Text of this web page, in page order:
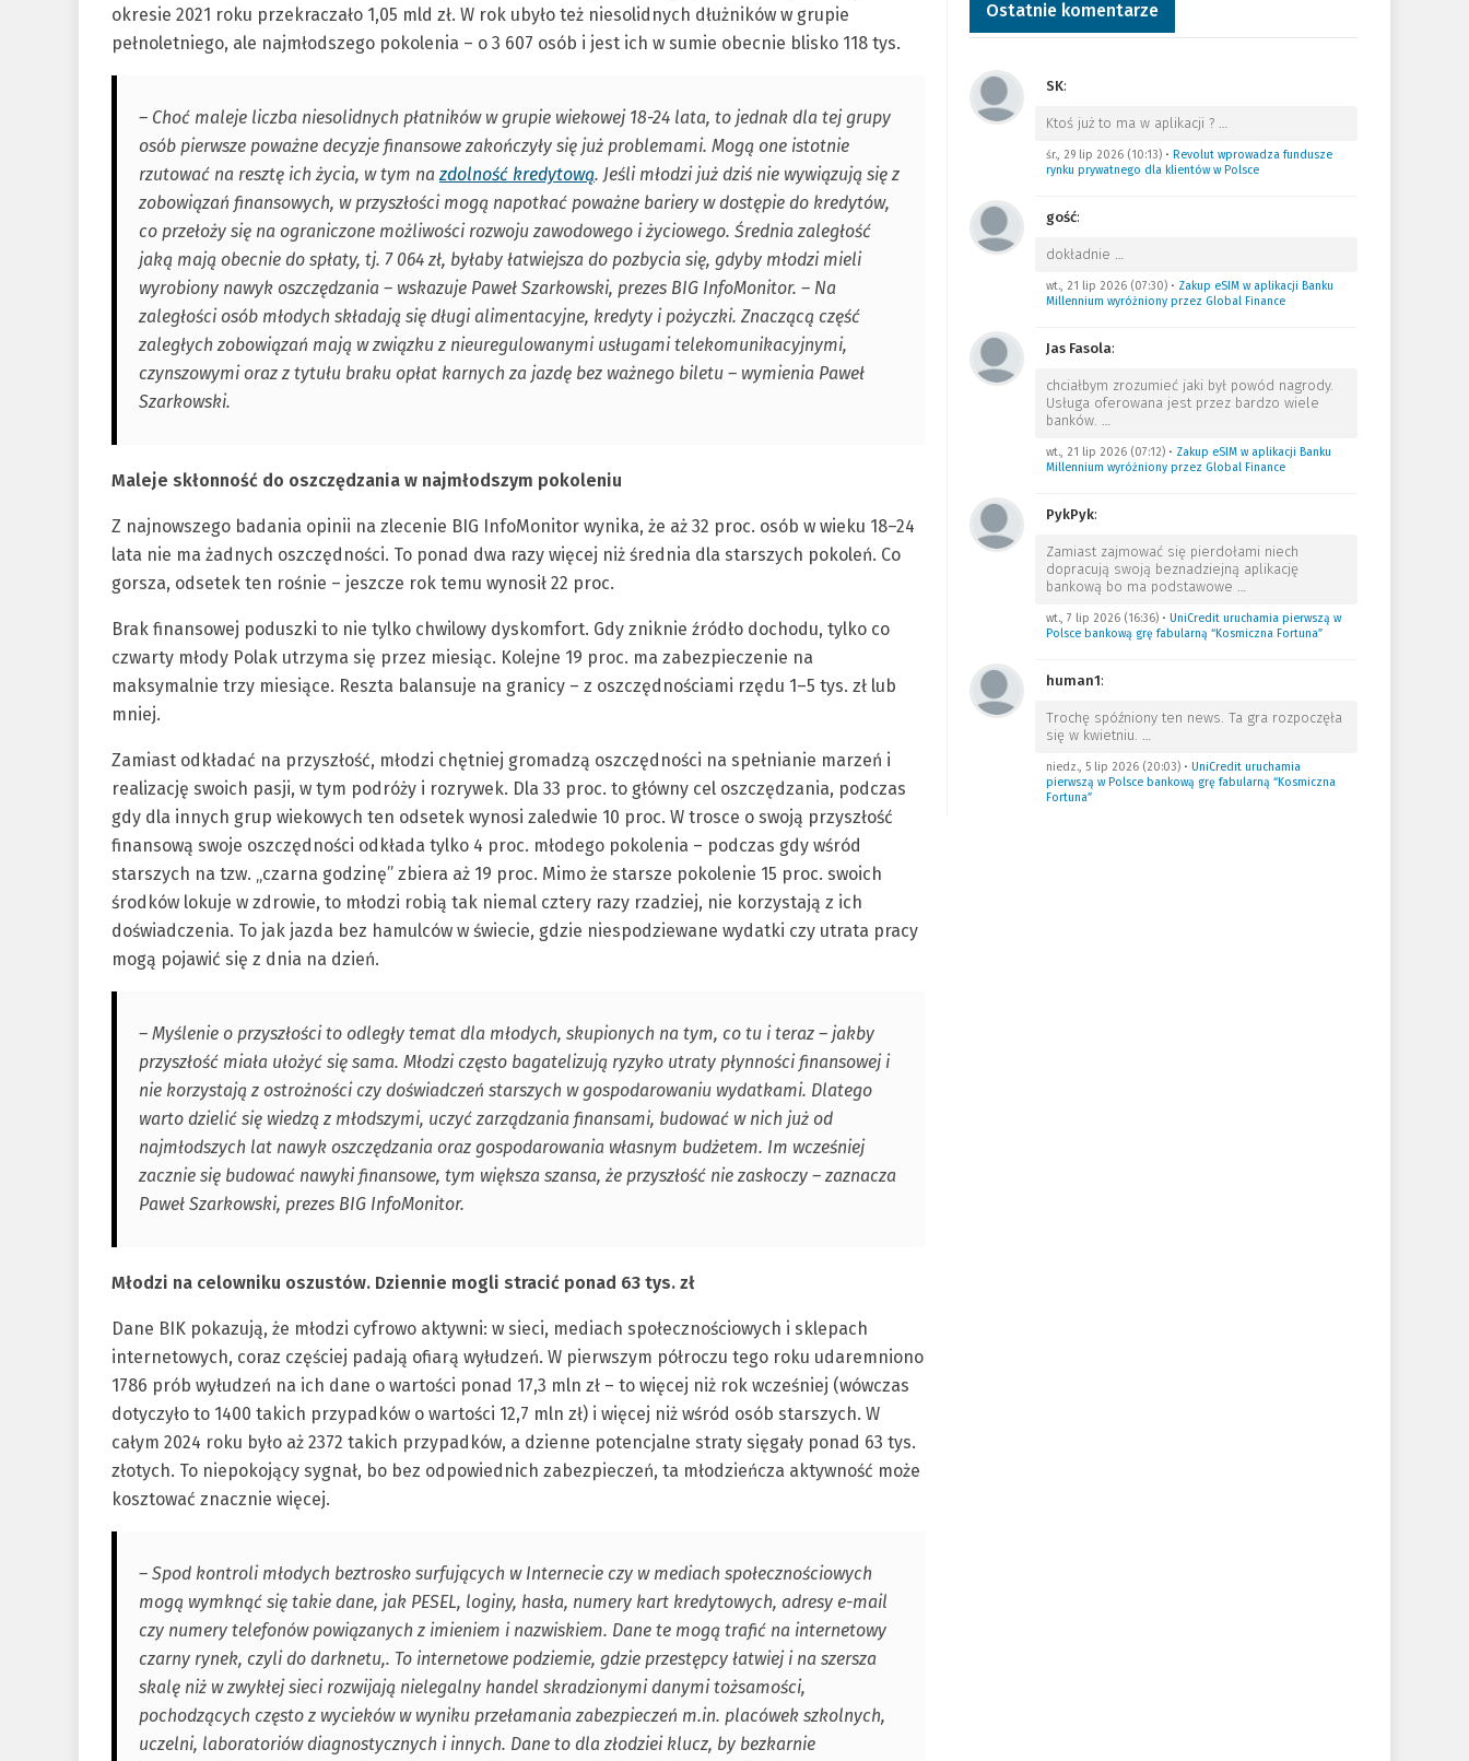
okresie 2021 roku przekraczało 1,05 mld zł. W rok ubyło też niesolidnych dłużników w grupie
pełnoletniego, ale najmłodszego pokolenia – o 3 607 osób i jest ich w sumie obecnie blisko 118 tys.
– Choć maleje liczba niesolidnych płatników w grupie wiekowej 18-24 lata, to jednak dla tej grupy
osób pierwsze poważne decyzje finansowe zakończyły się już problemami. Mogą one istotnie
rzutować na resztę ich życia, w tym nazdolność kredytową. Jeśli młodzi już dziś nie wywiązują się z
zobowiązań finansowych, w przyszłości mogą napotkać poważne bariery w dostępie do kredytów,
co przełoży się na ograniczone możliwości rozwoju zawodowego i życiowego. Średnia zaległość
jaką mają obecnie do spłaty, tj. 7 064 zł, byłaby łatwiejsza do pozbycia się, gdyby młodzi mieli
wyrobiony nawyk oszczędzania – wskazuje Paweł Szarkowski, prezes BIG InfoMonitor. – Na
zaległości osób młodych składają się długi alimentacyjne, kredyty i pożyczki. Znaczącą część
zaległych zobowiązań mają w związku z nieuregulowanymi usługami telekomunikacyjnymi,
czynszowymi oraz z tytułu braku opłat karnych za jazdę bez ważnego biletu – wymienia Paweł
Szarkowski.
Maleje skłonność do oszczędzania w najmłodszym pokoleniu
Z najnowszego badania opinii na zlecenie BIG InfoMonitor wynika, że aż 32 proc. osób w wieku 18–24
lata nie ma żadnych oszczędności. To ponad dwa razy więcej niż średnia dla starszych pokoleń. Co
gorsza, odsetek ten rośnie – jeszcze rok temu wynosił 22 proc.
Brak finansowej poduszki to nie tylko chwilowy dyskomfort. Gdy zniknie źródło dochodu, tylko co
czwarty młody Polak utrzyma się przez miesiąc. Kolejne 19 proc. ma zabezpieczenie na
maksymalnie trzy miesiące. Reszta balansuje na granicy – z oszczędnościami rzędu 1–5 tys. zł lub
mniej.
Zamiast odkładać na przyszłość, młodzi chętniej gromadzą oszczędności na spełnianie marzeń i
realizację swoich pasji, w tym podróży i rozrywek. Dla 33 proc. to główny cel oszczędzania, podczas
gdy dla innych grup wiekowych ten odsetek wynosi zaledwie 10 proc. W trosce o swoją przyszłość
finansową swoje oszczędności odkłada tylko 4 proc. młodego pokolenia – podczas gdy wśród
starszych na tzw. „czarna godzinę” zbiera aż 19 proc. Mimo że starsze pokolenie 15 proc. swoich
środków lokuje w zdrowie, to młodzi robią tak niemal cztery razy rzadziej, nie korzystają z ich
doświadczenia. To jak jazda bez hamulców w świecie, gdzie niespodziewane wydatki czy utrata pracy
mogą pojawić się z dnia na dzień.
– Myślenie o przyszłości to odległy temat dla młodych, skupionych na tym, co tu i teraz – jakby
przyszłość miała ułożyć się sama. Młodzi często bagatelizują ryzyko utraty płynności finansowej i
nie korzystają z ostrożności czy doświadczeń starszych w gospodarowaniu wydatkami. Dlatego
warto dzielić się wiedzą z młodszymi, uczyć zarządzania finansami, budować w nich już od
najmłodszych lat nawyk oszczędzania oraz gospodarowania własnym budżetem. Im wcześniej
zacznie się budować nawyki finansowe, tym większa szansa, że przyszłość nie zaskoczy – zaznacza
Paweł Szarkowski, prezes BIG InfoMonitor.
Młodzi na celowniku oszustów. Dziennie mogli stracić ponad 63 tys. zł
Dane BIK pokazują, że młodzi cyfrowo aktywni: w sieci, mediach społecznościowych i sklepach
internetowych, coraz częściej padają ofiarą wyłudzeń. W pierwszym półroczu tego roku udaremniono
1786 prób wyłudzeń na ich dane o wartości ponad 17,3 mln zł – to więcej niż rok wcześniej (wówczas
dotyczyło to 1400 takich przypadków o wartości 12,7 mln zł) i więcej niż wśród osób starszych. W
całym 2024 roku było aż 2372 takich przypadków, a dzienne potencjalne straty sięgały ponad 63 tys.
złotych. To niepokojący sygnał, bo bez odpowiednich zabezpieczeń, ta młodzieńcza aktywność może
kosztować znacznie więcej.
– Spod kontroli młodych beztrosko surfujących w Internecie czy w mediach społecznościowych
mogą wymknąć się takie dane, jak PESEL, loginy, hasła, numery kart kredytowych, adresy e-mail
czy numery telefonów powiązanych z imieniem i nazwiskiem. Dane te mogą trafić na internetowy
czarny rynek, czyli do darknetu,. To internetowe podziemie, gdzie przestępcy łatwiej i na szersza
skalę niż w zwykłej sieci rozwijają nielegalny handel skradzionymi danymi tożsamości,
pochodzących często z wycieków w wyniku przełamania zabezpieczeń m.in. placówek szkolnych,
uczelni, laboratoriów diagnostycznych i innych. Dane to dla złodziei klucz, by bezkarnie
Ostatnie komentarze
SK:
Ktoś już to ma w aplikacji ? …
śr., 29 lip 2026 (10:13)• Revolut wprowadza fundusze
rynku prywatnego dla klientów w Polsce
gość:
dokładnie …
wt., 21 lip 2026 (07:30)• Zakup eSIM w aplikacji Banku
Millennium wyróżniony przez Global Finance
Jas Fasola:
chciałbym zrozumieć jaki był powód nagrody.
Usługa oferowana jest przez bardzo wiele
banków. …
wt., 21 lip 2026 (07:12)• Zakup eSIM w aplikacji Banku
Millennium wyróżniony przez Global Finance
PykPyk:
Zamiast zajmować się pierdołami niech
dopracują swoją beznadziejną aplikację
bankową bo ma podstawowe …
wt., 7 lip 2026 (16:36)• UniCredit uruchamia pierwszą w
Polsce bankową grę fabularną “Kosmiczna Fortuna”
human1:
Trochę spóźniony ten news. Ta gra rozpoczęła
się w kwietniu. …
niedz., 5 lip 2026 (20:03)• UniCredit uruchamia
pierwszą w Polsce bankową grę fabularną “Kosmiczna
Fortuna”